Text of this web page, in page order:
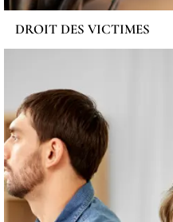
DROIT DES VICTIMES